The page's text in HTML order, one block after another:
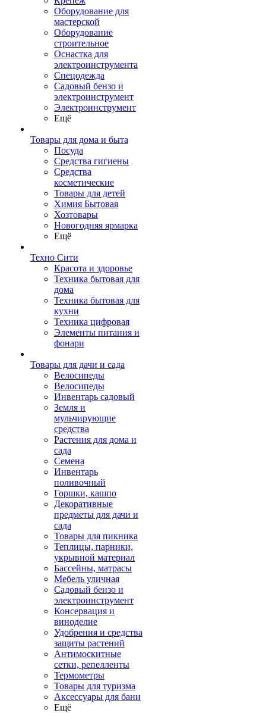
Оборудование для
мастерской
Оборудование
строительное
Оснастка для
электроинструмента
Спецодежда
Садовый бензо и
электроинструмент
Электроинструмент
Ещё
Товары для дома и быта
Посуда
Средства гигиены
Средства
косметические
Товары для детей
Химия Бытовая
Хозтовары
Новогодняя ярмарка
Ещё
Техно Сити
Красота и здоровье
Техника бытовая для
дома
Техника бытовая для
кухни
Техника цифровая
Элементы питания и
фонари
Товары для дачи и сада
Велосипеды
Велосипеды
Инвентарь садовый
Земля и
мульчирующие
средства
Растения для дома и
сада
Семена
Инвентарь
поливочный
Горшки, кашпо
Декоративные
предметы для дачи и
сада
Товары для пикника
Теплицы, парники,
укрывной материал
Бассейны, матрасы
Мебель уличная
Садовый бензо и
электроинструмент
Консервация и
виноделие
Удобрения и средства
защиты растений
Антимоскитные
сетки, репелленты
Термометры
Товары для туризма
Аксессуары для бани
Ещё